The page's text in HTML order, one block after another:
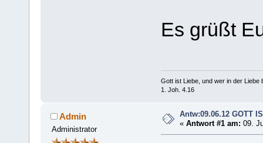
Es grüßt
Gott ist Liebe, und wer in der Liebe
1. Joh. 4.16
Admin
Administrator
Antw:09.06.12 GOTT
«Antwort #1 am: 09.